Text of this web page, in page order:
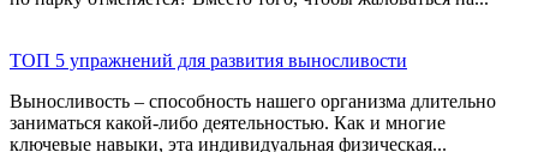
ТОП 5 упражнений для развития выносливости
Выносливость – способность нашего организма длительно
заниматься какой-либо деятельностью. Как и многие
ключевые навыки, эта индивидуальная физическая...